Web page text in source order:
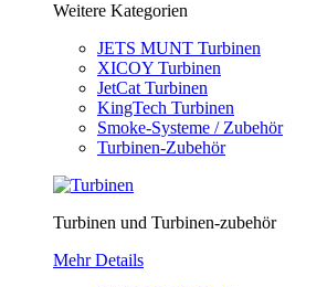
Weitere Kategorien
JETS MUNT Turbinen
XICOY Turbinen
JetCat Turbinen
KingTech Turbinen
Smoke-Systeme / Zubehör
Turbinen-Zubehör
Turbinen und Turbinen-zubehör
Mehr Details